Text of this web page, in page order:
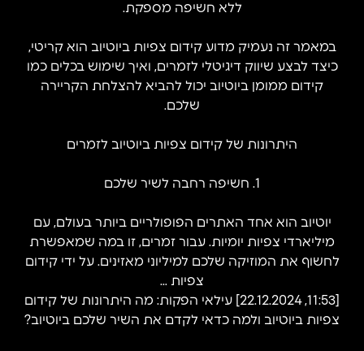
ללא חשיפה מספקת.
במאמר זה נעמיק מדוע קידום צפיות ביוטיוב הוא קריטי,
כיצד לבצע שיווק דיגיטלי לזמרים, ואיך שימוש בכלים כמו
קידום ממומן ביוטיוב יכול להביא להצלחת הקריירה
שלכם.
היתרונות של קידום צפיות ביוטיוב לזמרים
1. חשיפה רחבה לשיר שלכם
יוטיוב הוא אחד האתרים הפופולריים ביותר בעולם, עם
מיליארדי צפיות יומיות. עבור זמרים, זו במה שמאפשרת
לחשוף את המוזיקה שלכם למיליוני מאזינים. על ידי קידום
צפיות …
[11:53, 22.12.2024] עילאי הפקות: מה היתרונות של קידום
צפיות ביוטיוב ולמה כדאי לקדם את השיר שלכם ביוטיוב?